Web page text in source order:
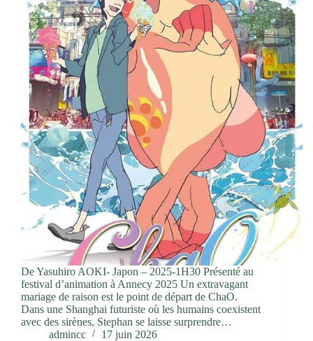
De Yasuhiro AOKI- Japon – 2025-1H30 Présenté au
festival d’animation à Annecy 2025 Un extravagant
mariage de raison est le point de départ de ChaO.
Dans une Shanghai futuriste où les humains coexistent
avec des sirènes, Stephan se laisse surprendre…
admincc
17 juin 2026